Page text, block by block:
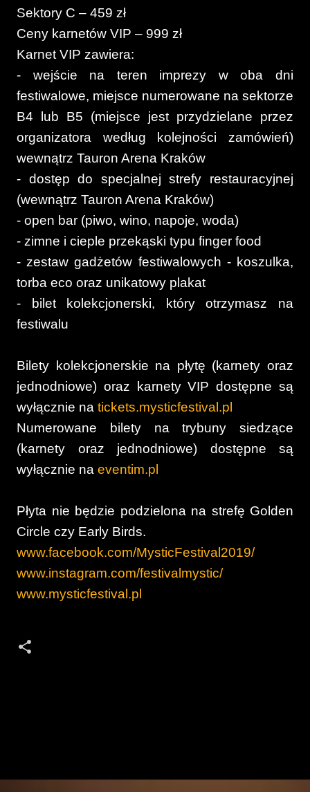
Sektory C – 459 zł
Ceny karnetów VIP – 999 zł
Karnet VIP zawiera:
- wejście na teren imprezy w oba dni
festiwalowe, miejsce numerowane na sektorze
B4 lub B5 (miejsce jest przydzielane przez
organizatora według kolejności zamówień)
wewnątrz Tauron Arena Kraków
- dostęp do specjalnej strefy restauracyjnej
(wewnątrz Tauron Arena Kraków)
- open bar (piwo, wino, napoje, woda)
- zimne i cieple przekąski typu finger food
- zestaw gadżetów festiwalowych - koszulka,
torba eco oraz unikatowy plakat
- bilet kolekcjonerski, który otrzymasz na
festiwalu
Bilety kolekcjonerskie na płytę (karnety oraz
jednodniowe) oraz karnety VIP dostępne są
wyłącznie na tickets.mysticfestival.pl
Numerowane bilety na trybuny siedzące
(karnety oraz jednodniowe) dostępne są
wyłącznie na eventim.pl
Płyta nie będzie podzielona na strefę Golden
Circle czy Early Birds.
www.facebook.com/MysticFestival2019/
www.instagram.com/festivalmystic/
www.mysticfestival.pl